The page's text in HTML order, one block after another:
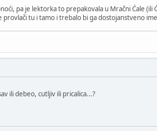
pa je lektorka to prepakovala u Mračni Ćale (ili
tu i tamo i trebalo bi ga dostojanstveno
ili debeo, cutljiv ili pricalica...?